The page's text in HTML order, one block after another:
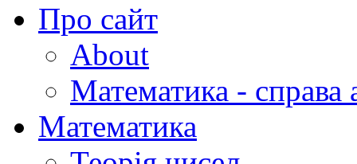
Про сайт
About
Математика - справа
Математика